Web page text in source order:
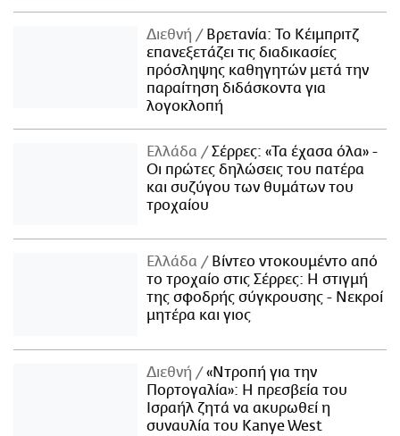
Διεθνή
Βρετανία: Το Κέιμπριτζ
επανεξετάζει τις διαδικασίες
πρόσληψης καθηγητών μετά την
παραίτηση διδάσκοντα για
λογοκλοπή
Ελλάδα
Σέρρες: «Τα έχασα όλα» -
Οι πρώτες δηλώσεις του πατέρα
και συζύγου των θυμάτων του
τροχαίου
Ελλάδα
Βίντεο ντοκουμέντο από
το τροχαίο στις Σέρρες: Η στιγμή
της σφοδρής σύγκρουσης - Νεκροί
μητέρα και γιος
Διεθνή
«Ντροπή για την
Πορτογαλία»: Η πρεσβεία του
Ισραήλ ζητά να ακυρωθεί η
συναυλία του Kanye West